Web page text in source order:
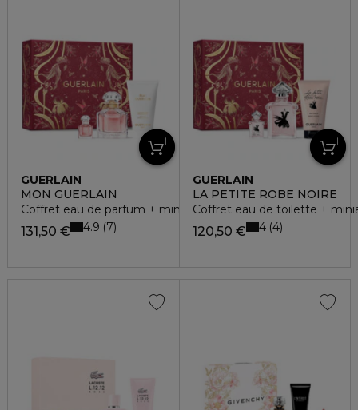
GUERLAIN
MON GUERLAIN
Coffret eau de parfum + miniature + lait pour le corps
131,50 € 4.9 7
GUERLAIN
LA PETITE ROBE NOIRE
Coffret eau de toilette +
120,50 € 4 4